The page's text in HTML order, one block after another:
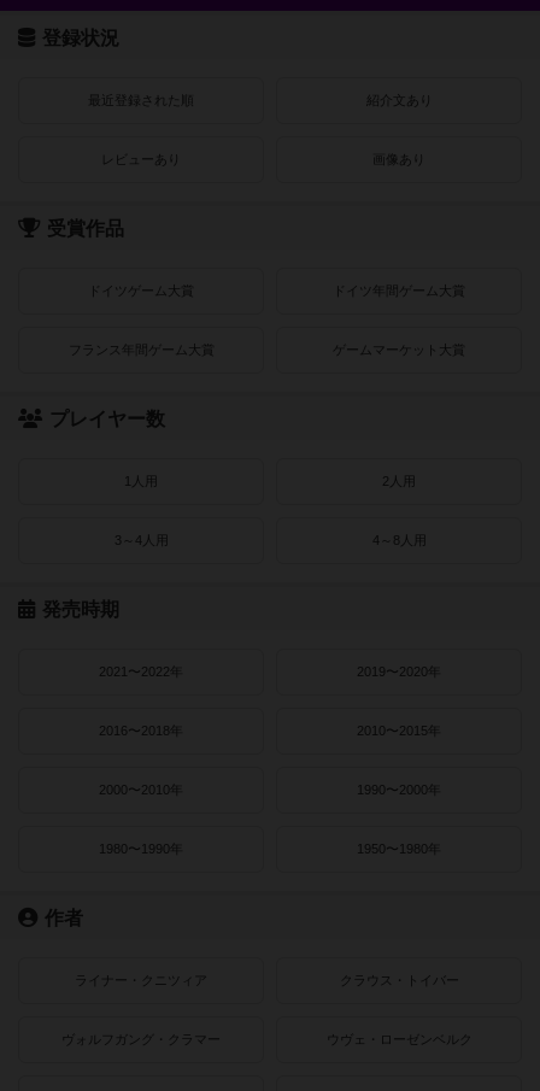
登録状況
最近登録された順 紹介文あり
レビューあり 画像あり
受賞作品
ドイツゲーム大賞 ドイツ年間ゲーム大賞
フランス年間ゲーム大賞 ゲームマーケット大賞
プレイヤー数
1人用 2人用
3～4人用 4～8人用
発売時期
2021〜2022年 2019〜2020年
2016〜2018年 2010〜2015年
2000〜2010年 1990〜2000年
1980〜1990年 1950〜1980年
作者
ライナー・クニツィア クラウス・トイバー
ヴォルフガング・クラマー ウヴェ・ローゼンベルク